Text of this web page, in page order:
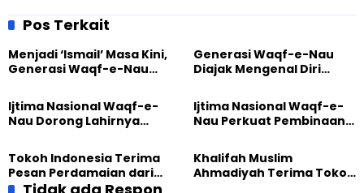
Mengadakan Lomba Pidato
Pos Terkait
Menjadi ‘Ismail’ Masa Kini,
Generasi Waqf-e-Nau
Pengabdian
Generasi Waqf-e-Nau
Diajak Mengenal Diri
Dunia
Ijtima Nasional Waqf-e-
Nau Dorong Lahirnya
yang Militan
Ijtima Nasional Waqf-e-
Nau Perkuat Pembinaan
Masa Depan
Tokoh Indonesia Terima
Pesan Perdamaian dari
Khalifah Muslim
Khalifah Muslim
Ahmadiyah Terima Tokoh